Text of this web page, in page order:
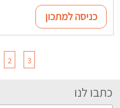
כניסה למתכון
2 3
כתבו לנו